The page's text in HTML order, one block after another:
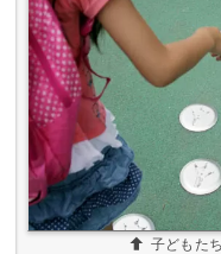
子どもた